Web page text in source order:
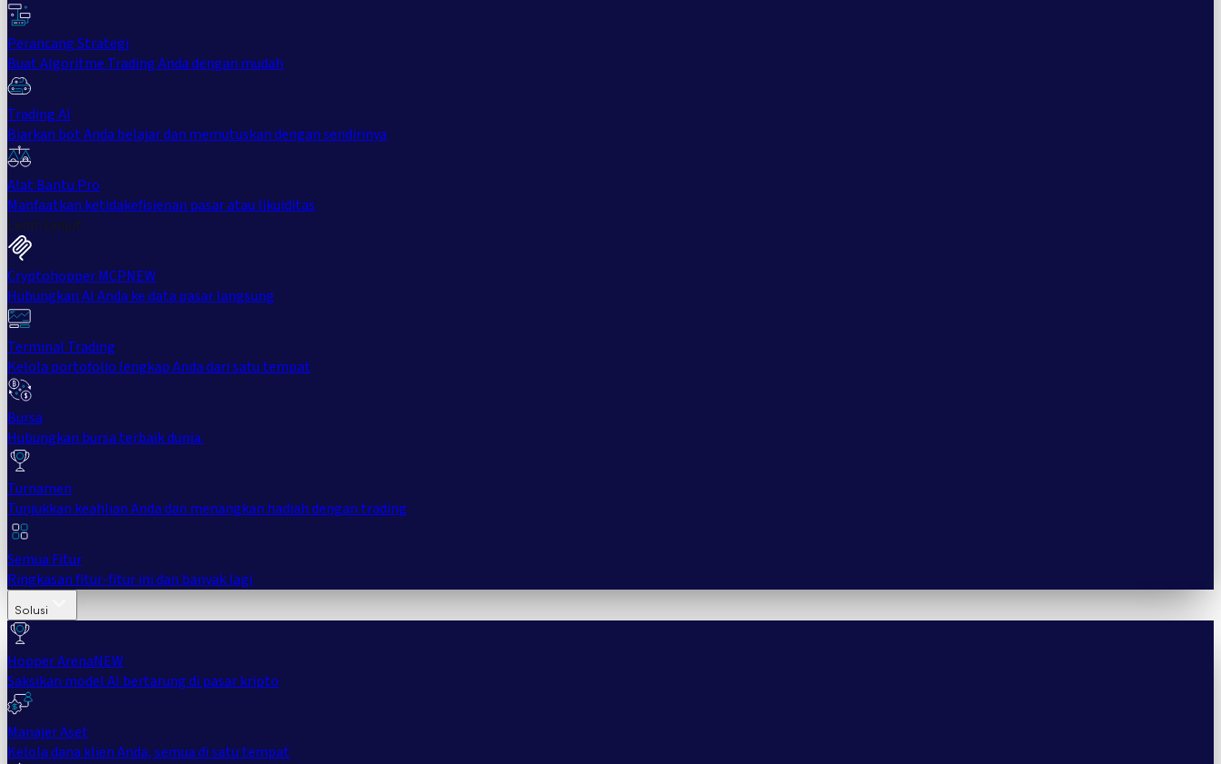
Perancang Strategi
Buat Algoritme Trading Anda dengan mudah
Trading AI
Biarkan bot Anda belajar dan memutuskan dengan sendirinya
Alat Bantu Pro
Manfaatkan ketidakefisienan pasar atau likuiditas
Lebih lanjut
Cryptohopper MCPNEW
Hubungkan AI Anda ke data pasar langsung
Terminal Trading
Kelola portofolio lengkap Anda dari satu tempat
Bursa
Hubungkan bursa terbaik dunia.
Turnamen
Tunjukkan keahlian Anda dan menangkan hadiah dengan trading
Semua Fitur
Ringkasan fitur-fitur ini dan banyak lagi
Solusi
Hopper ArenaNEW
Saksikan model AI bertarung di pasar kripto
Manajer Aset
Kelola dana klien Anda, semua di satu tempat